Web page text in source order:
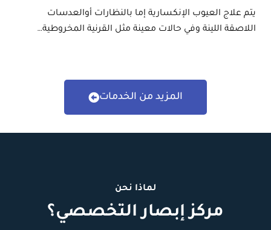
يتم علاج العيوب الإنكسارية إما بالنظارات أوالعدسات
اللاصقة اللينة وفي حالات معينة مثل القرنية المخروطية…
المزيد من الخدمات
لماذا نحن
مركز إبصار التخصصي؟